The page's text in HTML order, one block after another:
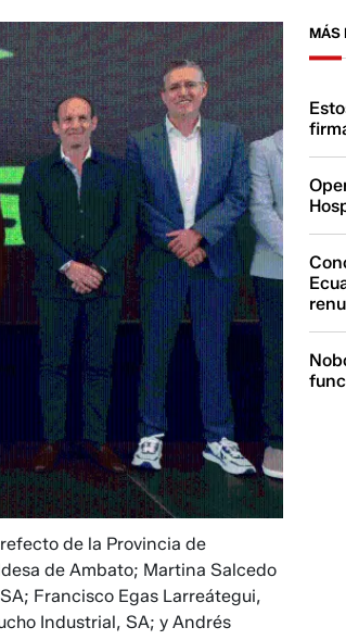
de la Provincia de
de Ambato; Martina Salcedo
Francisco Egas Larreátegui,
Industrial, SA; y Andrés
MÁS